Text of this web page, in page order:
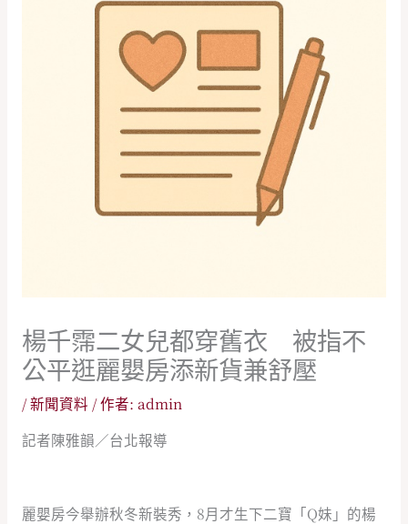
楊千霈二女兒都穿舊衣 被指不
公平逛麗嬰房添新貨兼舒壓
/新聞資料 / 作者: admin
記者陳雅韻／台北報導
麗嬰房今舉辦秋冬新裝秀，8月才生下二寶「Q妹」的楊